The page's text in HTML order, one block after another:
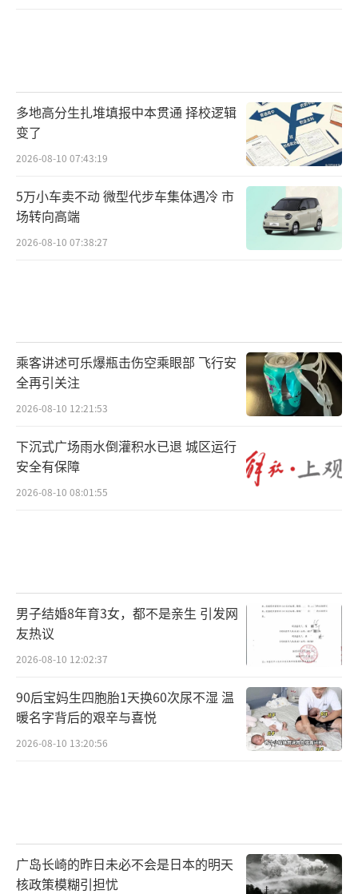
多地高分生扎堆填报中本贯通 择校逻辑
变了
2026-08-10 07:43:19
5万小车卖不动 微型代步车集体遇冷 市
场转向高端
2026-08-10 07:38:27
乘客讲述可乐爆瓶击伤空乘眼部 飞行安
全再引关注
2026-08-10 12:21:53
下沉式广场雨水倒灌积水已退 城区运行
安全有保障
2026-08-10 08:01:55
男子结婚8年育3女，都不是亲生 引发网
友热议
2026-08-10 12:02:37
90后宝妈生四胞胎1天换60次尿不湿 温
暖名字背后的艰辛与喜悦
2026-08-10 13:20:56
广岛长崎的昨日未必不会是日本的明天
核政策模糊引担忧